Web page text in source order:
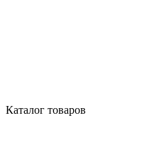
Каталог товаров